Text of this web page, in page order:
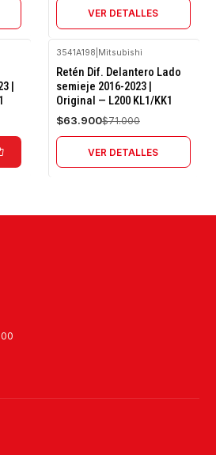
VER DETALLES
|
-10%
OFF
Agotado
3541A198 Mitsubishi
Retén Dif. Delantero Lado
semieje 2016-2023 |
Original — L200 KL1/KK1
$63.900$71.000
VER DETALLES